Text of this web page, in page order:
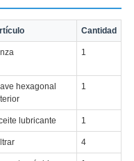
Cantidad
1
hexagonal
1
lubricante 1
4